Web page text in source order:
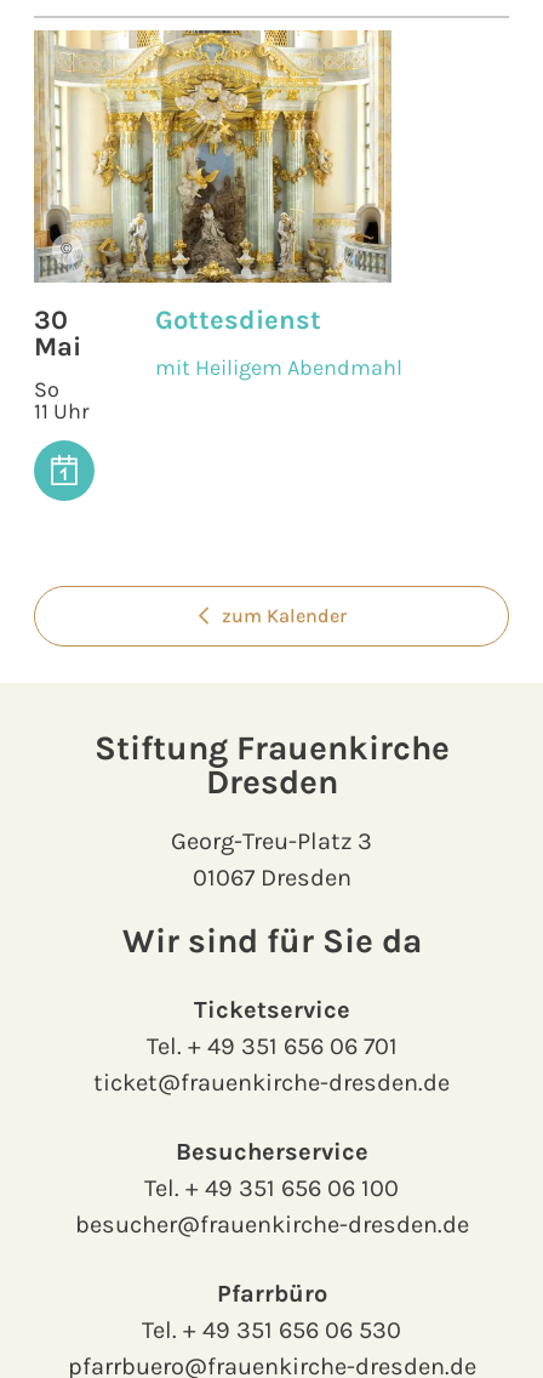
©
30
Mai
So
11 Uhr
Gottesdienst
mit Heiligem Abendmahl
zum Kalender
Stiftung Frauenkirche
Dresden
Georg-Treu-Platz 3
01067 Dresden
Wir sind für Sie da
Ticketservice
Tel. + 49 351 656 06 701
ticket@frauenkirche-dresden.de
Besucherservice
Tel. + 49 351 656 06 100
besucher@frauenkirche-dresden.de
Pfarrbüro
Tel. + 49 351 656 06 530
pfarrbuero@frauenkirche-dresden.de